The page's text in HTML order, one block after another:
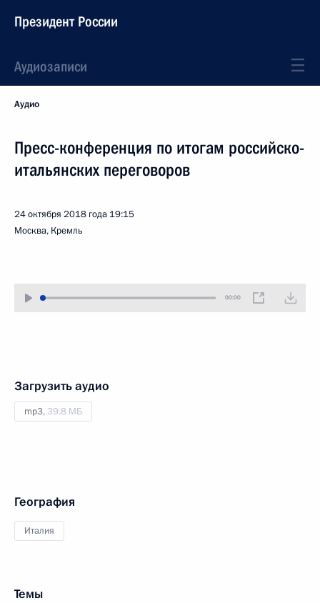
Президент России
Аудиозаписи
Аудио
Пресс-конференция по итогам российско-
итальянских переговоров
24 октября 2018 года 19:15
Москва, Кремль
00:00
Загрузить аудио
mp3, 39.8 МБ
География
Италия
Темы